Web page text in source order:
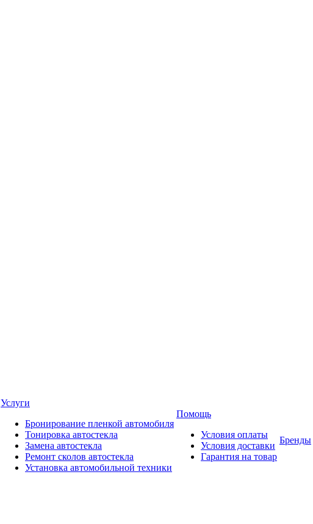
Услуги
Бронирование пленкой автомобиля
Тонировка автостекла
Замена автостекла
Ремонт сколов автостекла
Установка автомобильной техники
Помощь
Условия оплаты
Условия доставки
Гарантия на товар
Бренды